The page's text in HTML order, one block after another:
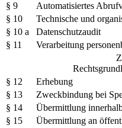
§ 9
Automatisiertes
§ 10
Technische und
§ 10 a
Datenschutzaudit
§ 11
Verarbeitung
§ 12
Erhebung
§ 13
Zweckbindung bei
§ 14
Übermittlung
§ 15
Übermittlung an